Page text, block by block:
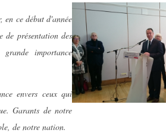
ce début d'année
présentation des
importance
envers ceux qui
Garants de notre
de notre nation.